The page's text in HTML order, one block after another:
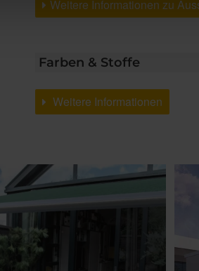
Weitere Informationen zu
Farben & Stoffe
Weitere Informationen